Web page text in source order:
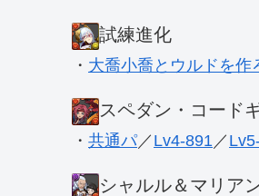
試練進化
・ 大喬小喬とウルドを作
スペダン・コード
・ 共通パ／ Lv4-891 ／
シャルル＆マリア